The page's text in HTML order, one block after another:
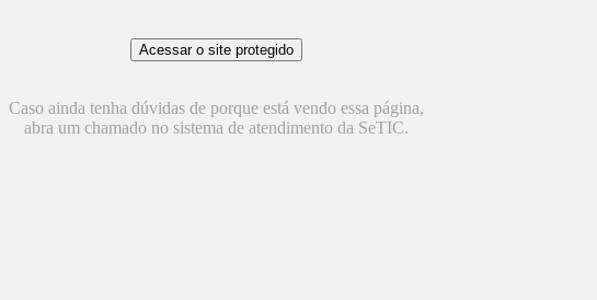
Caso ainda tenha dúvidas de porque está vendo essa página,
abra um chamado no sistema de atendimento da SeTIC.